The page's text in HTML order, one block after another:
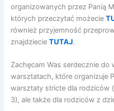
organizowanych przez Panią
których przeczytać możecie
również przyjemność
znajdziecieTUTAJ.
Zachęcam Was serdecznie do
warsztatach, które organizuje
warsztaty stricte dla rodziców
3), ale także dla rodziców z